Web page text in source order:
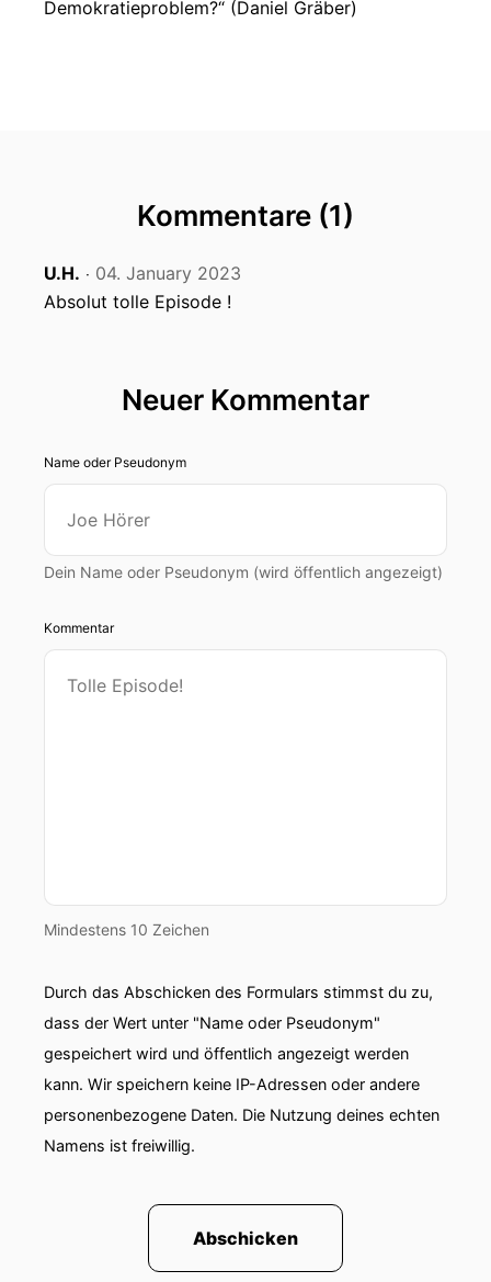
Demokratieproblem?“ (Daniel Gräber)
Kommentare (1)
U.H. ‧ 04. January 2023
Absolut tolle Episode !
Neuer Kommentar
Name oder Pseudonym
Dein Name oder Pseudonym (wird öffentlich angezeigt)
Kommentar
Mindestens 10 Zeichen
Durch das Abschicken des Formulars stimmst du zu,
dass der Wert unter "Name oder Pseudonym"
gespeichert wird und öffentlich angezeigt werden
kann. Wir speichern keine IP-Adressen oder andere
personenbezogene Daten. Die Nutzung deines echten
Namens ist freiwillig.
Abschicken